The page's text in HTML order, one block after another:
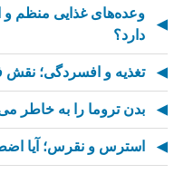
وعده‌های غذایی منظم و
دارد؟
تغذیه و افسردگی؛ نقش
بدن تروما را به خاطر
استرس و نقرس؛ آیا